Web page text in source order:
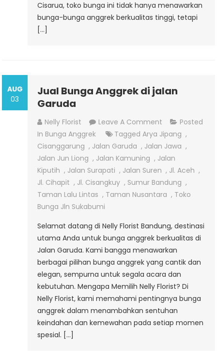
Cisarua, toko bunga ini tidak hanya menawarkan
bunga-bunga anggrek berkualitas tinggi, tetapi
[…]
AUG
03
Jual Bunga Anggrek di jalan
Garuda
Nelly Florist Leave A Comment On
Jual
Bunga
Anggrek
Di
Jalan
Garuda
Posted
In Bunga Anggrek TaggedArya Jipang ,
Cisanggarung , Jalan Garuda , Jalan Jawa ,
Jalan Jun Liong , Jalan Kamuning , Jalan
Kiputih , Jalan Surapati , Jalan Suren , Jl. Aceh ,
Jl. Cihapit , Jl. Cisangkuy , Sumur Bandung ,
Taman Lalu Lintas , Taman Nusantara , Toko
Bunga Jln Sukabumi
Selamat datang di Nelly Florist Bandung, destinasi
utama Anda untuk bunga anggrek berkualitas di
Jalan Garuda. Kami bangga menawarkan
berbagai pilihan bunga anggrek yang cantik dan
elegan, sempurna untuk segala acara dan
kebutuhan. Mengapa Memilih Nelly Florist? Di
Nelly Florist, kami memahami pentingnya bunga
anggrek dalam menambahkan sentuhan
keindahan dan kemewahan pada setiap momen
spesial. […]